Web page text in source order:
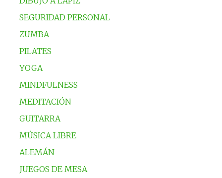
SEGURIDAD PERSONAL
ZUMBA
PILATES
YOGA
MINDFULNESS
MEDITACIÓN
GUITARRA
MÚSICA LIBRE
ALEMÁN
JUEGOS DE MESA